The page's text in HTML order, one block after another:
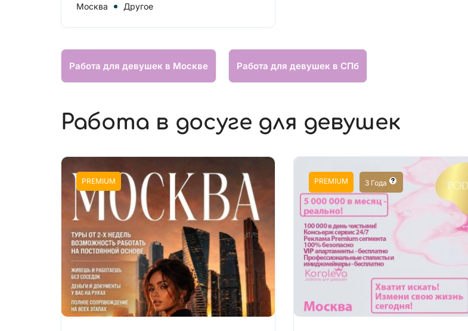
Москва Другое
Работа для девушек в Москве Работа для девушек в СПб
Работа в досуге для девушек
PREMIUM PREMIUM 3 Года